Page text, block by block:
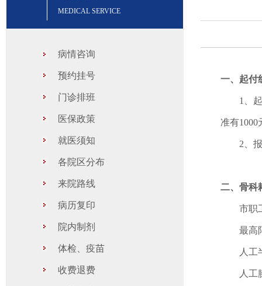
MEDICAL SERVICE
病情咨询
预约挂号
门诊排班
医保政策
就医须知
各院区分布
来院路线
病历复印
院内制剂
体检、疫苗
收费退费
一、起付
1、起付
准有1000
2、报销
二、骨科
市职工
最高限
人工半
人工膝